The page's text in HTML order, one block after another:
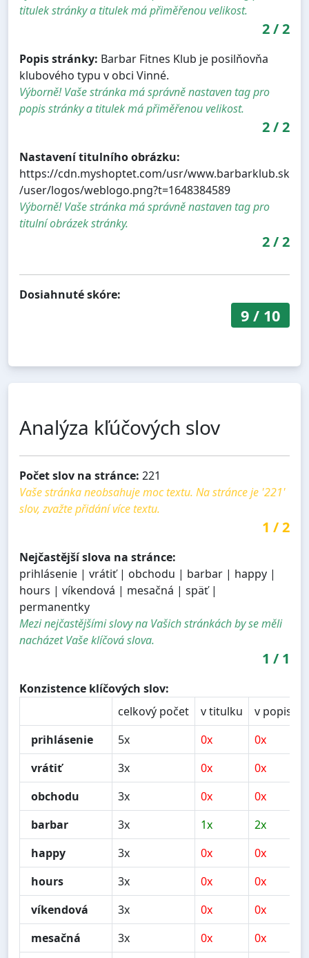
titulek stránky a titulek má přiměřenou velikost.
2/2
Popis stránky: Barbar Fitnes Klub je posilňovňa
klubového typu v obci Vinné.
Výborně! Vaše stránka má správně nastaven tag pro
popis stránky a titulek má přiměřenou velikost.
2/2
Nastavení titulního obrázku:
https://cdn.myshoptet.com/usr/www.barbarklub.sk
/user/logos/weblogo.png?t=1648384589
Výborně! Vaše stránka má správně nastaven tag pro
titulní obrázek stránky.
2/2
Dosiahnuté skóre:
9/ 10
Analýza kľúčových slov
Počet slov na stránce: 221
Vaše stránka neobsahuje moc textu. Na stránce je '221'
slov, zvažte přidání více textu.
1 /2
Nejčastější slova na stránce:
prihlásenie | vrátiť | obchodu | barbar | happy |
hours | víkendová | mesačná | späť |
permanentky
Mezi nejčastějšími slovy na Vašich stránkách by se měli
nacházet Vaše klíčová slova.
1 / 1
Konzistence klíčových slov:
celkový počet
v titulku
v popisu
prihlásenie
5x 0x
0x
vrátiť
3x 0x
0x
obchodu
3x 0x
0x
barbar
3x 1x
2x
happy
3x 0x
0x
hours
3x 0x
0x
víkendová
3x 0x
0x
mesačná
3x 0x
0x